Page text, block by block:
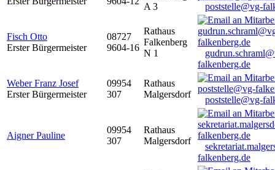
A 3
poststelle@vg-
Fisch Otto
Erster Bürgermeister
08727
9604-16
Rathaus
Falkenberg
N 1
falkenberg.de
Weber Franz Josef
Erster Bürgermeister
09954
307
Rathaus
Malgersdorf
poststelle@vg-
Aigner Pauline
09954
307
Rathaus
Malgersdorf
falkenberg.de